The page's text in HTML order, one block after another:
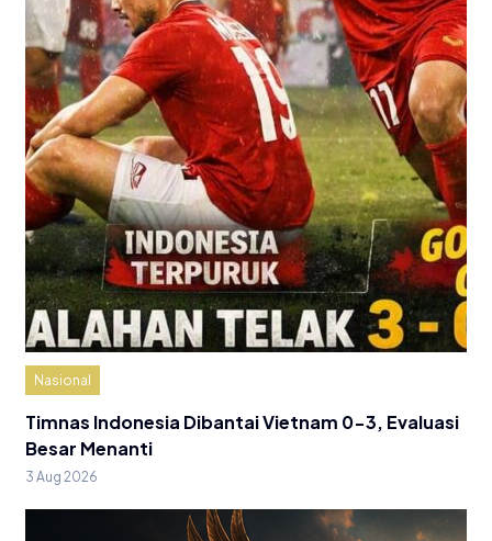
Nasional
Timnas Indonesia Dibantai Vietnam 0-3, Evaluasi
Besar Menanti
3 Aug 2026